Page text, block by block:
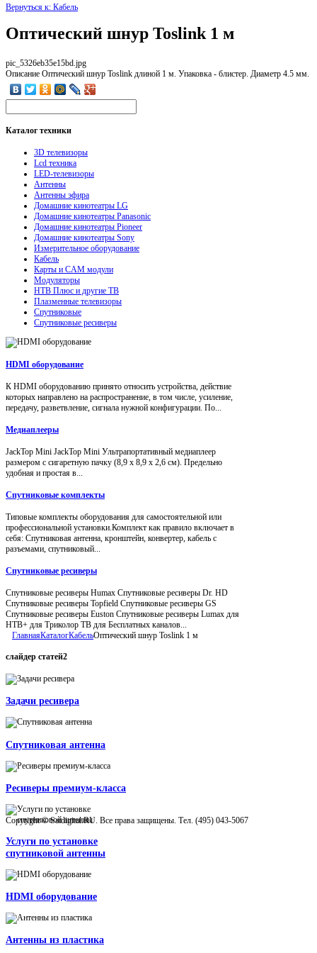
Вернуться к: Кабель
Оптический шнур Toslink 1 м
pic_5326eb35e15bd.jpg
Описание Оптический шнур Toslink длиной 1 м. Упаковка - блистер. Диаметр 4.5 мм.
Каталогтехники
3D телевизоры
Lcd техника
LED-телевизоры
Антенны
Антенны эфира
Домашние кинотеатры LG
Домашние кинотеатры Panasonic
Домашние кинотеатры Pioneer
Домашние кинотеатры Sony
Измерительное оборудование
Кабель
Карты и CAM модули
Модуляторы
НТВ Плюс и другие ТВ
Плазменные телевизоры
Спутниковые
Спутниковые ресиверы
HDMI оборудование
К HDMI оборудованию принято относить устройства, действие
которых направлено на распространение, в том числе, усиление,
передачу, разветвление, сигнала нужной конфигурации. По...
Медиаплееры
JackTop Mini JackTop Mini Ультрапортативный медиаплеер
размером с сигаретную пачку (8,9 x 8,9 x 2,6 см). Предельно
удобная и простая в...
Спутниковые комплекты
Типовые комплекты оборудования для самостоятельной или
профессиональной установки.Комплект как правило включает в
себя: Спутниковая антенна, кронштейн, конвертер, кабель с
разъемами, спутниковый...
Спутниковые ресиверы
Спутниковые ресиверы Humax Спутниковые ресиверы Dr. HD
Спутниковые ресиверы Topfield Спутниковые ресиверы GS
Спутниковые ресиверы Euston Спутниковые ресиверы Lumax для
НТВ+ для Триколор ТВ для Бесплатных каналов...
ГлавнаяКаталогКабельОптический шнур Toslink 1 м
слайдер статей2
Задачи ресивера
Спутниковая антенна
Ресиверы премиум-класса
Услуги по установке
спутниковой антенны
HDMI оборудование
Антенны из пластика
Copyright © Satdigital.RU. Все права защищены. Тел. (495) 043-5067